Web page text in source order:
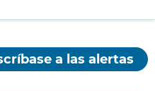
a las alertas